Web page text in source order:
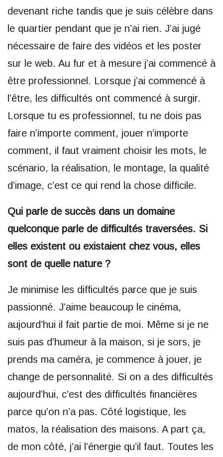
devenant riche tandis que je suis célèbre dans
le quartier pendant que je n’ai rien. J’ai jugé
nécessaire de faire des vidéos et les poster
sur le web. Au fur et à mesure j’ai commencé à
être professionnel. Lorsque j’ai commencé à
l’être, les difficultés ont commencé à surgir.
Lorsque tu es professionnel, tu ne dois pas
faire n’importe comment, jouer n’importe
comment, il faut vraiment choisir les mots, le
scénario, la réalisation, le montage, la qualité
d’image, c’est ce qui rend la chose difficile.
Qui parle de succès dans un domaine
quelconque parle de difficultés traversées. Si
elles existent ou existaient chez vous, elles
sont de quelle nature ?
Je minimise les difficultés parce que je suis
passionné. J’aime beaucoup le cinéma,
aujourd’hui il fait partie de moi. Même si je ne
suis pas d’humeur à la maison, si je sors, je
prends ma caméra, je commence à jouer, je
change de personnalité. Si on a des difficultés
aujourd’hui, c’est des difficultés financières
parce qu’on n’a pas. Côté logistique, les
matos, la réalisation des maisons. A part ça,
de mon côté, j’ai l’énergie qu’il faut. Toutes les